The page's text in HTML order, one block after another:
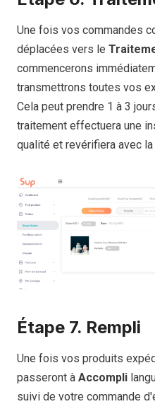
Une fois vos commandes
déplacées vers le
commencerons
transmettrons toutes vos
Cela peut prendre 1 à 3
traitement effectuera une
qualité et revérifiera avec
Étape 7. Rempli
Une fois vos produits
passeront à Accompli
suivi de votre commande